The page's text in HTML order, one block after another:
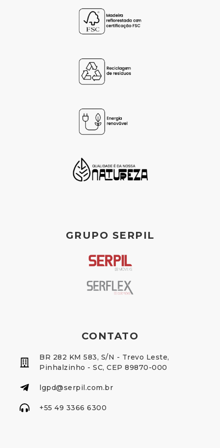
GRUPO SERPIL
CONTATO
BR 282 KM 583, S/N - Trevo Leste,
Pinhalzinho - SC, CEP 89870-000
lgpd@serpil.com.br
+55 49 3366 6300